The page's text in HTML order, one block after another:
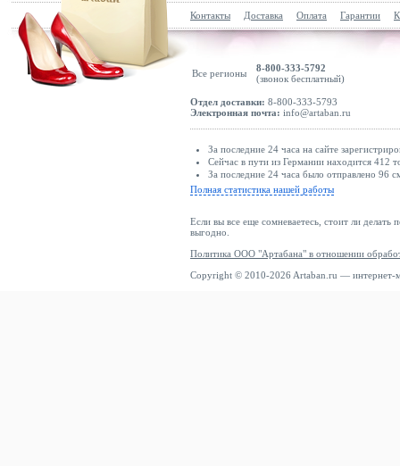
Контакты Доставка Оплата Гарантии
Все регионы
8-800-333-5792
(звонок бесплатный)
Отдел доставки: 8-800-333-5793
Электронная почта: info@artaban.ru
За последние 24 часа на сайте
Сейчас в пути из Германии находится 412
За последние 24 часа было отправлено 96
Полная статистика нашей работы
Если вы все еще сомневаетесь, стоит ли делать
выгодно.
Политика ООО "Артабана" в отношении
Copyright © 2010-2026 Artaban.ru — интернет-